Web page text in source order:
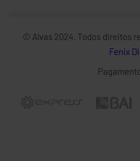
Carrinho
© Alvas 2024. Todos direitos
Fenix